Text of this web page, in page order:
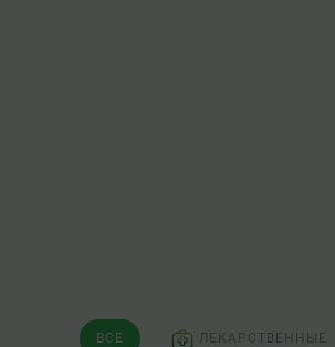
ВСЕ ЛЕКАРСТВЕННЫЕ